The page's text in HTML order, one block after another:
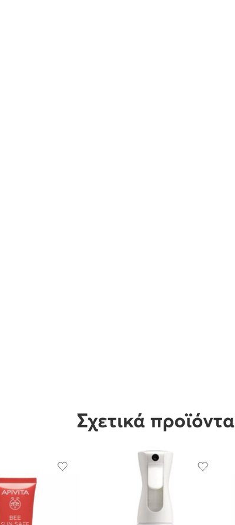
Σχετικά προϊόντα